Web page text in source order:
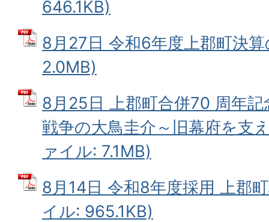
646.1KB)
8月27日 令和6年度上郡町決
2.0MB)
8月25日 上郡町合併70 周年
戦争の大鳥圭介～旧幕府を支
ァイル: 7.1MB)
8月14日 令和8年度採用 上郡
イル: 965.1KB)